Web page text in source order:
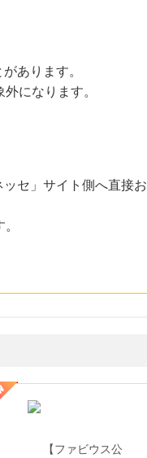
あります。
になります。
セ」サイト側へ直接お